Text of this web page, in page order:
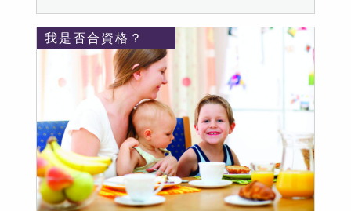
我是否合資格？